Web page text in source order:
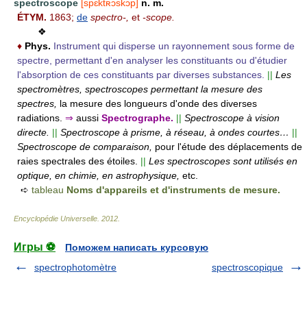
spectroscope [spɛktʀɔskɔp] n. m.
ÉTYM. 1863; de spectro-, et -scope.
❖
♦ Phys. Instrument qui disperse un rayonnement sous forme de
spectre, permettant d'en analyser les constituants ou d'étudier
l'absorption de ces constituants par diverses substances. || Les
spectromètres, spectroscopes permettant la mesure des
spectres, la mesure des longueurs d'onde des diverses
radiations. ⇒ aussi Spectrographe. || Spectroscope à vision
directe. || Spectroscope à prisme, à réseau, à ondes courtes… ||
Spectroscope de comparaison, pour l'étude des déplacements de
raies spectrales des étoiles. || Les spectroscopes sont utilisés en
optique, en chimie, en astrophysique, etc.
➪ tableau Noms d'appareils et d'instruments de mesure.
Encyclopédie Universelle 2012
Игры ⚽
Поможем написать курсовую
spectrophotomètre
spectroscopique